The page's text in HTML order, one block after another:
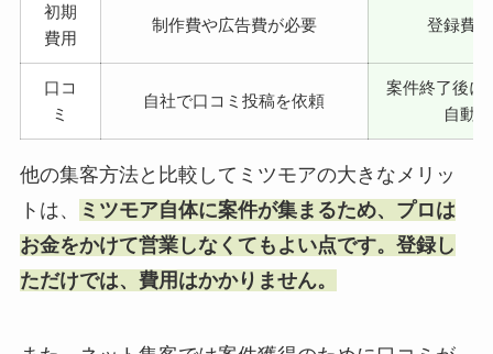
初期
費用
制作費や広告費が必要 登録費
口コ
ミ
自社で口コミ投稿を依頼
案件終了後に
自動
他の集客方法と比較してミツモアの大きなメリッ
トは、
ミツモア自体に案件が集まるため、プロは
お金をかけて営業しなくてもよい点です。登録し
ただけでは、費用はかかりません。